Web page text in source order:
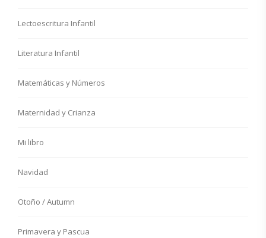
Lectoescritura Infantil
Literatura Infantil
Matemáticas y Números
Maternidad y Crianza
Mi libro
Navidad
Otoño / Autumn
Primavera y Pascua